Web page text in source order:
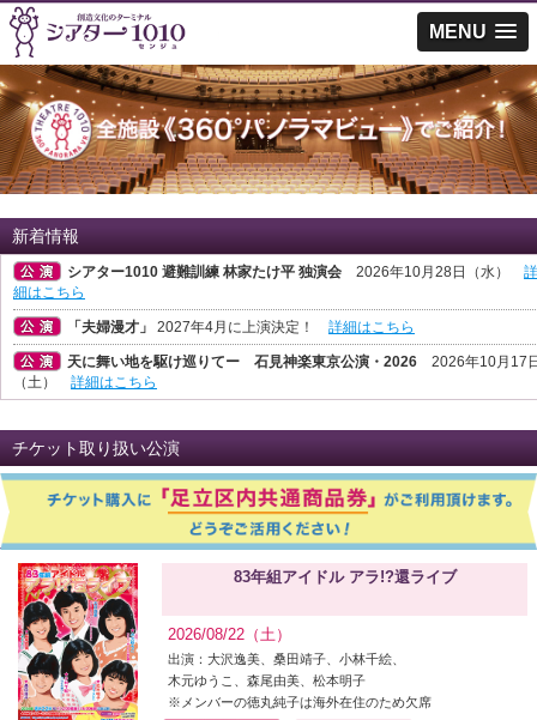
MENU
新着情報
シアター1010 避難訓練 林家たけ平 独演会 2026年10月28日（水） 詳
細はこちら
「夫婦漫才」 2027年4月に上演決定！ 詳細はこちら
天に舞い地を駆け巡りてー 石見神楽東京公演・2026 2026年10月17
（土） 詳細はこちら
「はやく起きた朝は・・・」ファン感謝デー2026 番組公開収録
年8月23日（日）詳細はこちら
星屑の会 『星屑の町 ～忘却篇』(新作) プレビュー公演2026年10月
詳細はこちら
世良公則アコースティックソロライブ2026 迸る hotobashiru 〜生きるチ
カラが此処にある〜
2026年10月11日（日）詳細はこちら
83年組アイドル アラ!?還ライブ2026年08月22日（土）詳細はこち
北千住駅からのバリフリールート掲載 詳細はこちら
令和9年12月1日（水）から令和10年2月29日（火）まで、ギャラリー貸
休止について
詳細はこちら
チケット取り扱い公演
83年組アイドル アラ!?還ライブ
2026/08/22（土）
出演：大沢逸美、桑田靖子、小林千絵、
木元ゆうこ、森尾由美、松本明子
※メンバーの徳丸純子は海外在住のため欠席